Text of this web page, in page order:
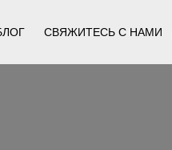
СВЯЖИТЕСЬ С НАМИ